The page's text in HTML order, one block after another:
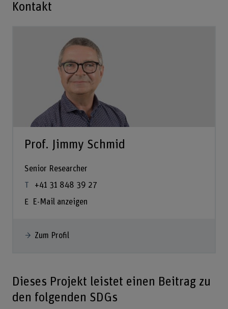
Kontakt
Prof. Jimmy Schmid
Senior Researcher
+41 31 848 39 27
E-Mail anzeigen
Zum Profil
Dieses Projekt leistet einen Beitrag zu
den folgenden SDGs